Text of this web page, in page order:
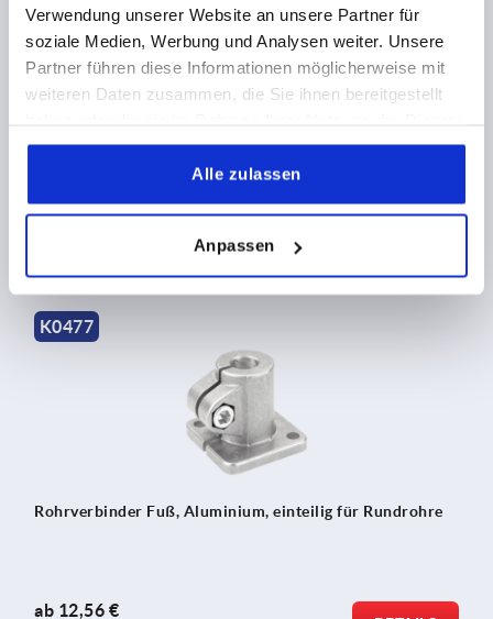
Verwendung unserer Website an unsere Partner für
soziale Medien, Werbung und Analysen weiter. Unsere
Partner führen diese Informationen möglicherweise mit
weiteren Daten zusammen, die Sie ihnen bereitgestellt
gesammelt haben.
Alle zulassen
Anpassen
ab31,71 €
DETAILS
K0477
Rohrverbinder Fuß, Aluminium, einteilig für Rundrohre
ab 12,56 €